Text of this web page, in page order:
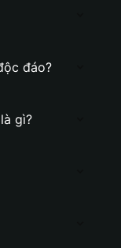
đáo?
gì?